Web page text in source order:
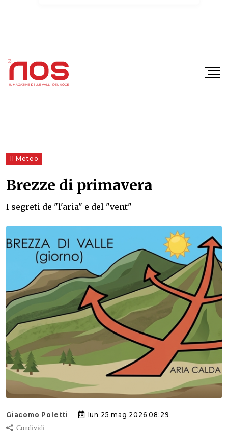
Il Meteo
Brezze di primavera
I segreti de "l'aria" e del "vent"
Giacomo Poletti lun 25 mag 2026 08:29